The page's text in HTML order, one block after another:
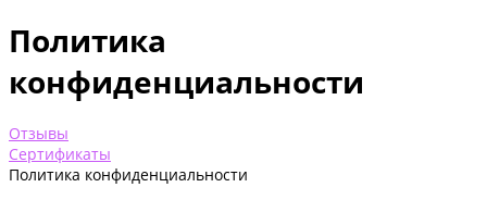
Политика
конфиденциальности
Отзывы
Сертификаты
Политика конфиденциальности